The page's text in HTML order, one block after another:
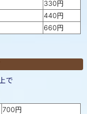
330円
440円
660円
700円